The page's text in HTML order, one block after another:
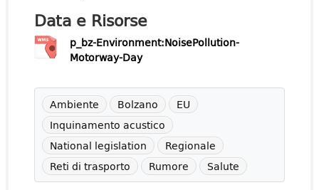
Data e Risorse
p_bz-Environment:NoisePollution-
Motorway-Day
Ambiente Bolzano
EU
Inquinamento acustico
National legislation
Regionale
Reti di trasporto
Rumore Salute